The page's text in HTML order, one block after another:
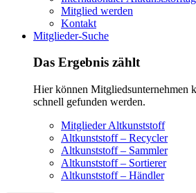
Mitglied werden
Kontakt
Mitglieder-Suche
Das Ergebnis zählt
Hier können Mitgliedsunternehmen
schnell gefunden werden.
Mitglieder Altkunststoff
Altkunststoff – Recycler
Altkunststoff – Sammler
Altkunststoff – Sortierer
Altkunststoff – Händler